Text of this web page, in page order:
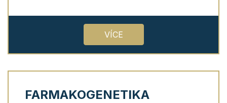
VÍCE
FARMAKOGENETIKA